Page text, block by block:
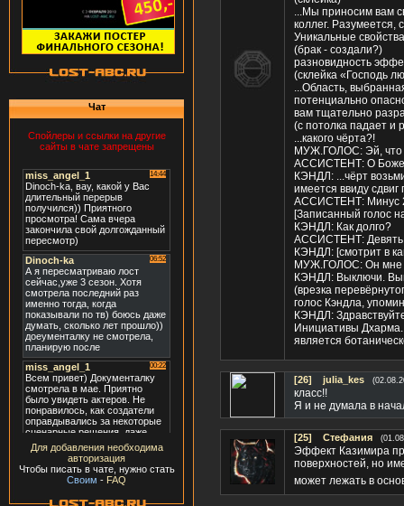
Чат
Спойлеры и ссылки на другие
сайты в чате запрещены
Для добавления необходима
авторизация
Чтобы писать в чате, нужно стать
Своим - FAQ
...Мы приносим вам
коллег. Разумеется,
Уникальные
(брак - создали?)
разновидность
(склейка «Господь
...Область,
потенциально
вам тщательно
(с потолка падает и
...какого чёрта?!
МУЖ.ГОЛОС: Эй, что
АССИСТЕНТ: О Боже,
КЭНДЛ: ...чёрт
имеется ввиду
АССИСТЕНТ: Минус
[Записанный голос
КЭНДЛ: Как долго?
АССИСТЕНТ: Девять
КЭНДЛ: [смотрит в
МУЖ.ГОЛОС: Он мне
КЭНДЛ: Выключи.
(врезка
голос Кэндла,
КЭНДЛ:
Инициативы
является
[26] julia_kes
класс!!
Я и не думала в
[25] Стефания
Эффект Казимира
поверхностей, но
может лежать в